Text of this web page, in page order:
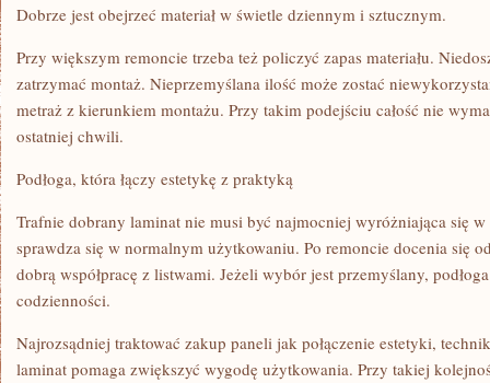
Dobrze jest obejrzeć materiał w świetle dziennym i sztucznym.
Przy większym remoncie trzeba też policzyć zapas materiału.
zatrzymać montaż. Nieprzemyślana ilość może zostać
metraż z kierunkiem montażu. Przy takim podejściu całość nie
ostatniej chwili.
Podłoga, która łączy estetykę z praktyką
Trafnie dobrany laminat nie musi być najmocniej wyróżniająca się
sprawdza się w normalnym użytkowaniu. Po remoncie docenia się
dobrą współpracę z listwami. Jeżeli wybór jest przemyślany,
codzienności.
Najrozsądniej traktować zakup paneli jak połączenie estetyki,
laminat pomaga zwiększyć wygodę użytkowania. Przy takiej